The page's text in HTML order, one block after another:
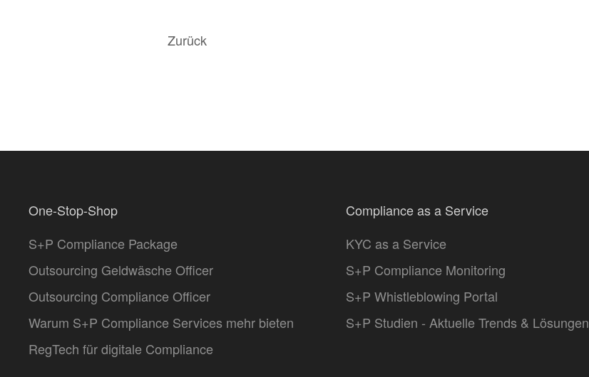
Zurück
One-Stop-Shop
S+P Compliance Package
Outsourcing Geldwäsche Officer
Outsourcing Compliance Officer
Warum S+P Compliance Services mehr bieten
RegTech für digitale Compliance
Compliance as a Service
KYC as a Service
S+P Compliance Monitoring
S+P Whistleblowing Portal
S+P Studien - Aktuelle Trends & Lösungen